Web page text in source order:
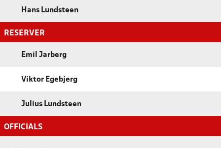
Hans Lundsteen
RESERVER
Emil Jarberg
Viktor Egebjerg
Julius Lundsteen
OFFICIALS